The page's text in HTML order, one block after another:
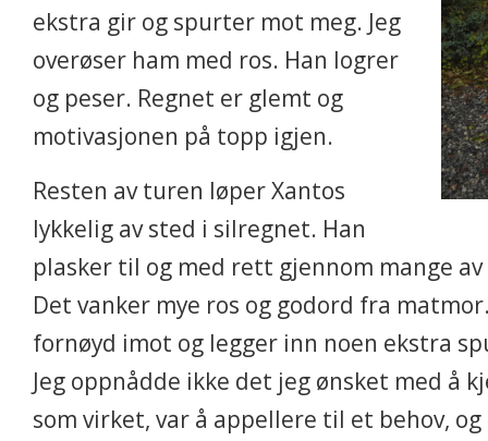
ekstra gir og spurter mot meg. Jeg
overøser ham med ros. Han logrer
og peser. Regnet er glemt og
motivasjonen på topp igjen.
Resten av turen løper Xantos
lykkelig av sted i silregnet. Han
plasker til og med rett gjennom mange
Det vanker mye ros og godord fra
fornøyd imot og legger inn noen ekstra
Jeg oppnådde ikke det jeg ønsket med å
som virket, var å appellere til et behov,